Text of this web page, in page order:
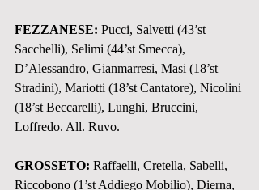
FEZZANESE: Pucci, Salvetti (43’st
Sacchelli), Selimi (44’st Smecca),
D’Alessandro, Gianmarresi, Masi (18’st
Stradini), Mariotti (18’st Cantatore), Nicolini
(18’st Beccarelli), Lunghi, Bruccini,
Loffredo. All. Ruvo.
GROSSETO: Raffaelli, Cretella, Sabelli,
Riccobono (1’st Addiego Mobilio), Dierna,